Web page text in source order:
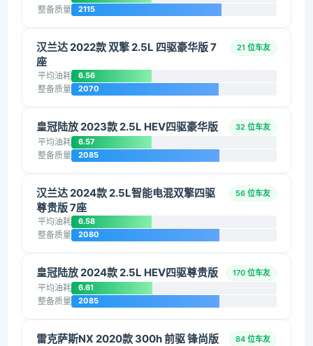
整备质量 2115
汉兰达 2022款 双擎 2.5L 四驱豪华版 7
座
21 位车友
平均油耗 6.56
整备质量 2070
皇冠陆放 2023款 2.5L HEV四驱豪华版 32 位车友
平均油耗 6.57
整备质量 2085
汉兰达 2024款 2.5L智能电混双擎四驱
尊贵版 7座
56 位车友
平均油耗 6.58
整备质量 2080
皇冠陆放 2024款 2.5L HEV四驱尊贵版 170 位车友
平均油耗 6.61
整备质量 2085
雷克萨斯NX 2020款 300h 前驱 锋尚版
84 位车友